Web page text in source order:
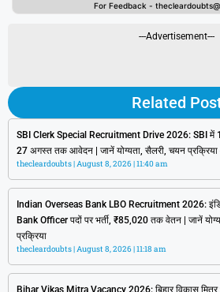
For Feedback -
---Advertisement---
Related
SBI Clerk Special Recruitment Drive 2026: SBI में
27 अगस्त तक आवेदन | जानें योग्यता, सैलरी, चयन
thecleardoubts August 8, 2026 11:40 am
Indian Overseas Bank LBO Recruitment 2026:
Bank Officer पदों पर भर्ती, ₹85,020 तक वेतन | जानें
प्रक्रिया
thecleardoubts August 8, 2026 11:18 am